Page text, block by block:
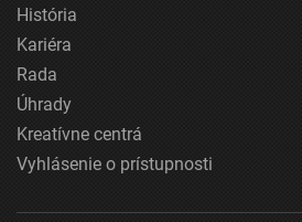
História
Kariéra
Rada
Úhrady
Kreatívne centrá
Vyhlásenie o prístupnosti